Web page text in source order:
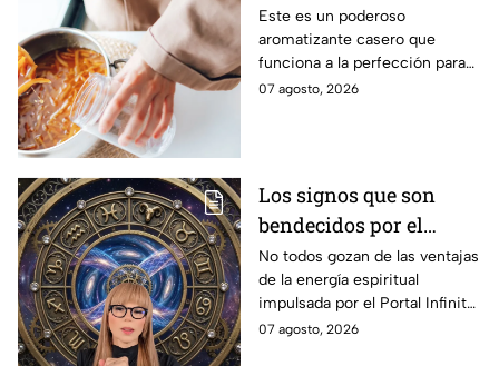
con esta mezcla de
aceite de oliva, ramas
de canela y cáscaras de
naranja
Este es un poderoso
aromatizante casero que
funciona a la perfección para
tus espacios.
07 agosto, 2026
Los signos que son
bendecidos por el
universo con suerte
espiritual a partir de
hoy 7 de agosto: los
horóscopos de Mhoni
No todos gozan de las ventajas
de la energía espiritual
impulsada por el Portal Infinito.
Mira de qué se trata y cómo
07 agosto, 2026